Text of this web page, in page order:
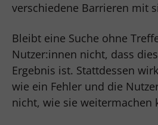
verschiedene Barrieren mit
Bleibt eine Suche ohne
Nutzer:innen nicht, dass
Ergebnis ist. Stattdessen
wie ein Fehler und die
nicht, wie sie weitermachen